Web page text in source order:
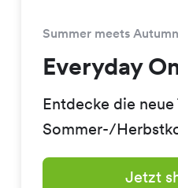
Summer meets
Everyday
Entdecke die neue
Sommer-/
Jetzt